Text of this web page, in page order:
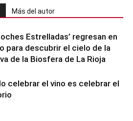
Más del autor
Estrelladas’ regresan en
para descubrir el cielo de la
de la Biosfera de La Rioja
celebrar el vino es celebrar el